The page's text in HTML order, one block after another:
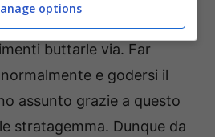
e capire se si possano
buttarle via. Far
e godersi il
assunto grazie a questo
stratagemma. Dunque da
options